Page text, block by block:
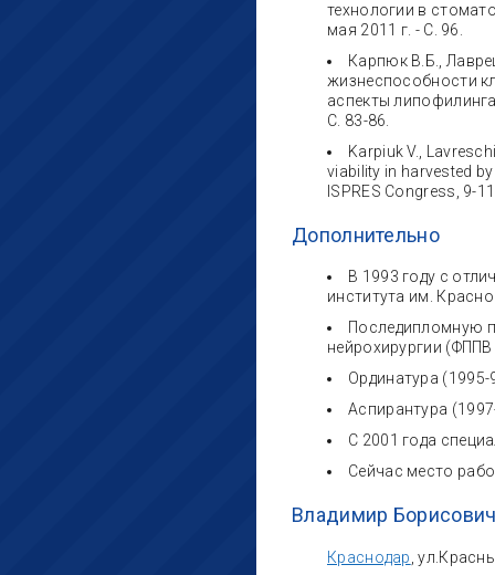
технологии в
мая 2011 г. - С. 96.
Карпюк В.Б.,
жизнеспособности
аспекты
С. 83-86.
Karpiuk V.,
viability in harvested
ISPRES Congress, 9-
Дополнительно
В 1993 году с
института им.
Последипломную
нейрохирургии
Ординатура
Аспирантура
С 2001 года
Сейчас место
Владимир
Краснодар ,